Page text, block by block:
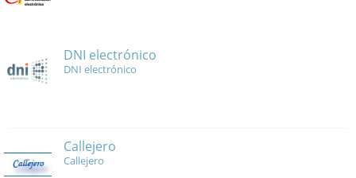
DNI electrónico
DNI electrónico
Callejero
Callejero